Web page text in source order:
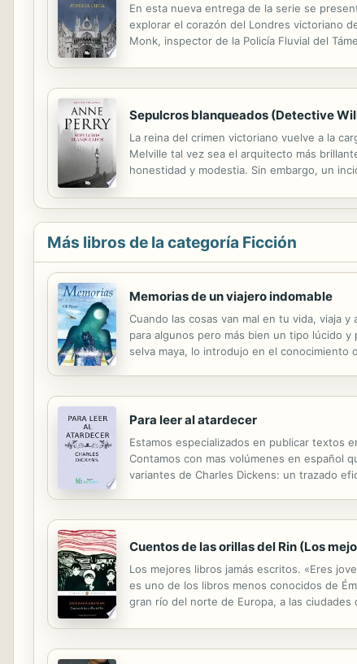
En esta nueva entrega de la serie se
explorar el corazón del Londres victoriano
Monk, inspector de la Policía Fluvial del
Sepulcros blanqueados (Detective
La reina del crimen victoriano vuelve a la
Melville tal vez sea el arquitecto más
honestidad y modestia. Sin embargo, un
Más libros de la categoría Ficción
Memorias de un viajero indomable
Cuando las cosas van mal en tu vida, viaja
para algunos pero más bien un tipo lúcido
selva maya, lo introdujo en el
Para leer al atardecer
Estamos especializados en publicar textos
Contamos con mas volúmenes en español
variantes de Charles Dickens: un trazado
Cuentos de las orillas del Rin (Los
Los mejores libros jamás escritos. «Eres
es uno de los libros menos conocidos de
gran río del norte de Europa, a las